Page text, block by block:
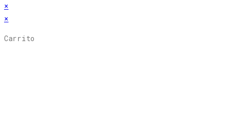
×
×
Carrito